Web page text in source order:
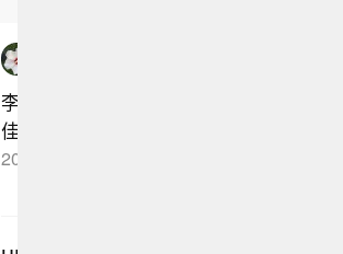
李佳琦名下店铺虚假宣传洗发水防脱发功能，被罚一万元 11
佳琦持股49%的上海妆佳电子商务有限
管理局行政处罚，原因为“发布虚假广告”
2020-12-04